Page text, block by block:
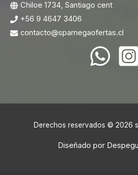
Chiloe 1734, Santiago cent
+56 9 4647 3406
contacto@spamegaofertas.cl
Derechos reservados © 2026
Diseñado por